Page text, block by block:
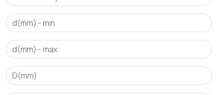
C0 - Tải trọng tĩnh cơ bản danh định 1390 kN
Cu - Giới hạn tải trọng mỏi
e - Trị số giới hạn 0.25
Y1 - Hệ số tải trọng trục thấp hơn